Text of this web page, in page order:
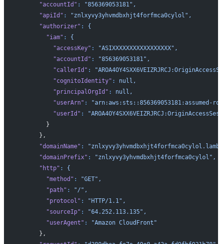
      "accountId"
:
"856369053181",
      "apiId"
:
"znlxyvy3yhvmdbxhjt4forfmca0cylol",
      "authorizer"
:
{
        "iam"
:
{
          "accessKey"
:
"ASIXXXXXXXXXXXXXXXXX",
          "accountId"
:
"856369053181",
          "callerId"
:
          "cognitoIdentity"
:
null,
          "principalOrgId"
:
null,
          "userArn"
:
"arn:aws:sts::856369053181:assumed-
          "userId"
:
        }
      },
      "domainName"
:
      "domainPrefix"
:
"znlxyvy3yhvmdbxhjt4forfmca0cylol",
      "http"
:
{
        "method"
:
"GET",
        "path"
:
"/",
        "protocol"
:
"HTTP/1.1",
        "sourceIp"
:
"64.252.113.135",
        "userAgent"
:
"Amazon CloudFront"
      },